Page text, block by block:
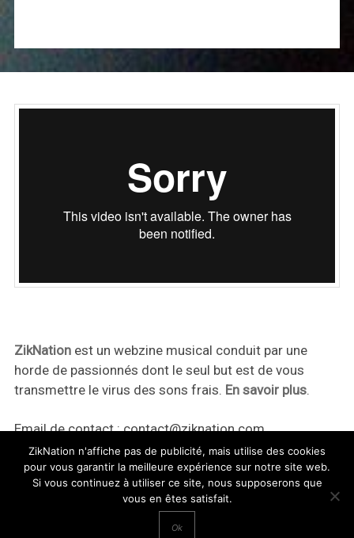
ZikNationest un webzine musical conduit par une
horde de passionnés dont le seul but est de vous
transmettre le virus des sons frais. En savoir plus.
Email de contact :contact@ziknation.com
ZikNation n'affiche pas de publicité, mais utilise des cookies
pour vous garantir la meilleure expérience sur notre site web.
Si vous continuez à utiliser ce site, nous supposerons que
vous en êtes satisfait.
Ok